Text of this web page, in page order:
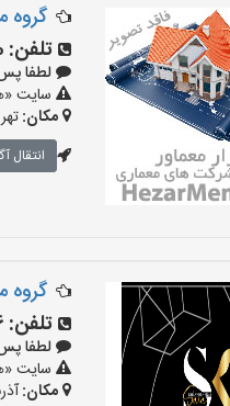
گروه
تلفن:
لطفا پس
سایت
مکان:
انتقال
گروه
تلفن:
لطفا پس
سایت
مکان: